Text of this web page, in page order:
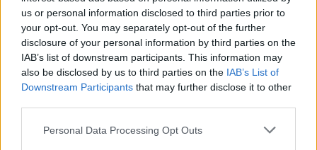
us or personal information disclosed to third parties prior to
your opt-out. You may separately opt-out of the further
disclosure of your personal information by third parties on the
IAB’s list of downstream participants. This information may
also be disclosed by us to third parties on the IAB’s List of
Downstream Participants that may further disclose it to other
Please note that this website/app uses one or more Google
Personal Data Processing Opt Outs
άλλες συμφωνίες
Το Καλοκαίρι αυτό στα ΜΜΕ θυμίζει αίθουσα αφίξεων και
αναχωρήσεων αεροδρομίου. Άλλοι γνωρίζουν τον προορισμό
τους και άλλοι αλλάζουν πορεία, ενώ έχουν ξεκινήσει για
άλλου καταλήγουν σε άλλο σημείο. Η κινητικότητα είναι
τα βρήκε με την κυβέρνηση, […]